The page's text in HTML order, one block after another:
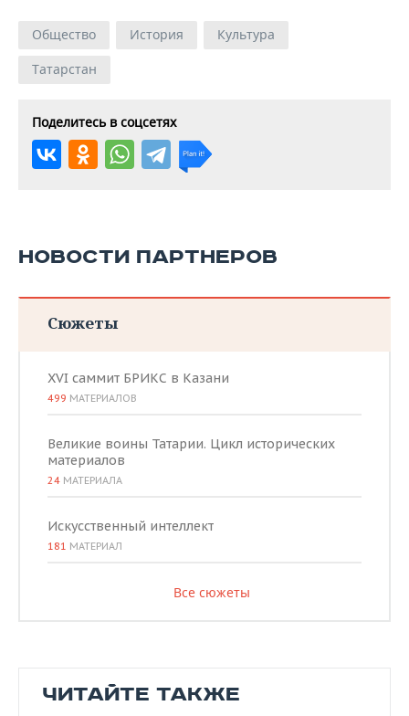
Общество История
Культура
Татарстан
Поделитесь в соцсетях
НОВОСТИ ПАРТНЕРОВ
Сюжеты
XVI саммит БРИКС в Казани
499 МАТЕРИАЛОВ
Великие воины Татарии. Цикл исторических
материалов
24 МАТЕРИАЛА
Искусственный интеллект
181 МАТЕРИАЛ
Все сюжеты
ЧИТАЙТЕ ТАКЖЕ